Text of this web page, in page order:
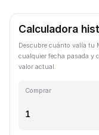
Calculadora
Descubre cuánto valía tu
cualquier fecha pasada y
valor actual.
Comprar